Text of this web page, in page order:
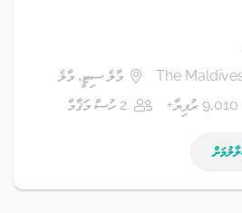
The
މާލެ ސިޓީ، މާލެ
9,010 ރުފިޔާ+ 2 ހުސް މަޤާމް